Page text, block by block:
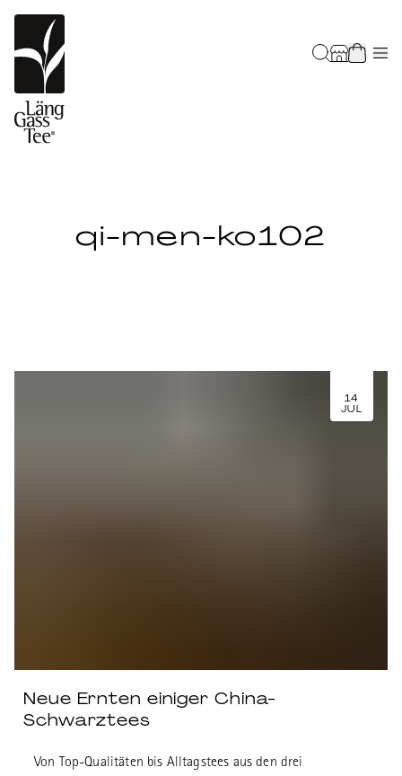
qi-men-ko102
14
JUL
Neue Ernten einiger China-
Schwarztees
Von Top-Qualitäten bis Alltagstees aus den drei